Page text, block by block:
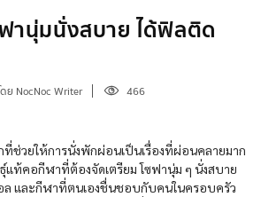
านุ่มนั่งสบาย ได้ฟิลติด
ดย NocNoc Writer 466
ช่วยให้การนั่งพักผ่อนเป็นเรื่องที่ผ่อนคลายมาก
แท้คอกีฬาที่ต้องจัดเตรียม โซฟานุ่ม ๆ นั่งสบาย
ล และกีฬาที่ตนเองชื่นชอบกับคนในครอบครัว